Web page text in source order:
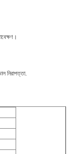
নিরাপত্তা.